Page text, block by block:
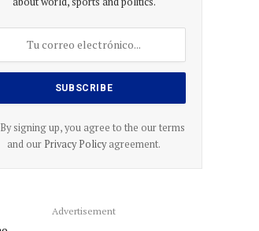
By signing up, you agree to the our terms
and our Privacy Policyagreement.
Advertisement